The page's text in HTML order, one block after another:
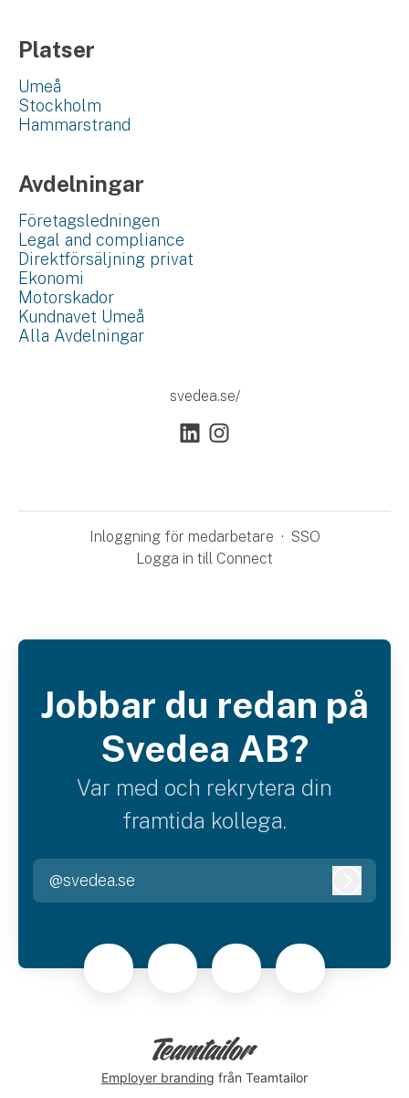
Platser
Umeå
Stockholm
Hammarstrand
Avdelningar
Företagsledningen
Legal and compliance
Direktförsäljning privat
Ekonomi
Motorskador
Kundnavet Umeå
Alla Avdelningar
svedea.se/
Inloggning för medarbetare · SSO
Logga in till Connect
Jobbar du redan på
Svedea AB?
Var med och rekrytera din
framtida kollega.
@svedea.se
Employer branding från Teamtailor